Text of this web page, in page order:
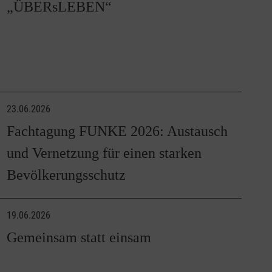
„ÜBERsLEBEN“
23.06.2026
Fachtagung FUNKE 2026: Austausch
und Vernetzung für einen starken
Bevölkerungsschutz
19.06.2026
Gemeinsam statt einsam